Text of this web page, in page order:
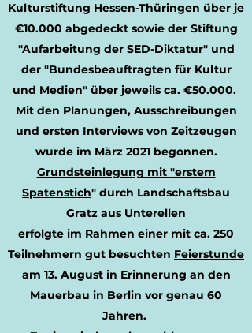
Kulturstiftung Hessen-Thüringen über je
€10.000 abgedeckt sowie der Stiftung
"Aufarbeitung der SED-Diktatur" und
der "Bundesbeauftragten für Kultur
und Medien" über jeweils ca. €50.000.
Mit den Planungen, Ausschreibungen
und ersten Interviews von Zeitzeugen
wurde im März 2021 begonnen.
Grundsteinlegung mit "erstem
Spatenstich" durch Landschaftsbau
Gratz aus Unterellen
erfolgte im Rahmen einer mit ca. 250
Teilnehmern gut besuchten Feierstunde
am 13. August in Erinnerung an den
Mauerbau in Berlin vor genau 60
Jahren.